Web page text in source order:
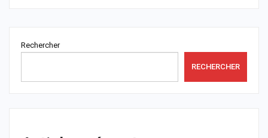
Rechercher
RECHERCHER